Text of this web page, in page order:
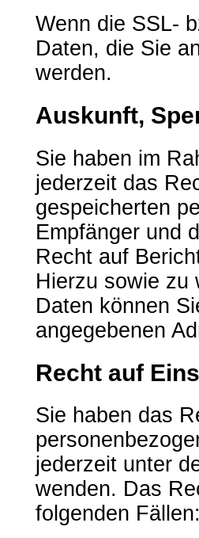
Wenn die SSL-
Daten, die Sie
werden.
Auskunft,
Sie haben im
jederzeit das
gespeicherten
Empfänger und
Recht auf
Hierzu sowie zu
Daten können
angegebenen
Recht auf
Sie haben das
jederzeit unter
wenden. Das
folgenden